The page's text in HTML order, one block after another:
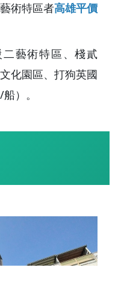
術特區者高雄平價
二藝術特區、棧貳
化園區、打狗英國
）。